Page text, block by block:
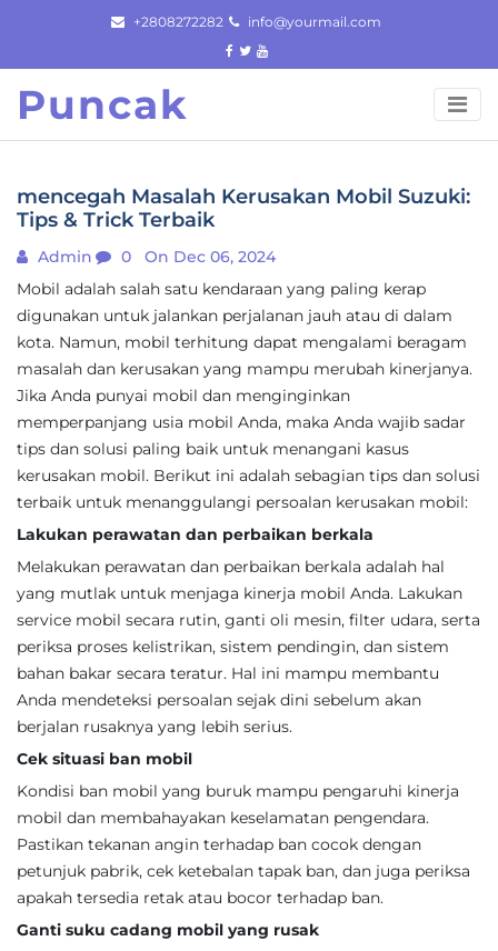
content
+2808272282 info@yourmail.com
Puncak
mencegah Masalah Kerusakan Mobil Suzuki:
Tips & Trick Terbaik
Admin 0
On Dec 06, 2024
Mobil adalah salah satu kendaraan yang paling kerap
digunakan untuk jalankan perjalanan jauh atau di dalam
kota. Namun, mobil terhitung dapat mengalami beragam
masalah dan kerusakan yang mampu merubah kinerjanya.
Jika Anda punyai mobil dan menginginkan
memperpanjang usia mobil Anda, maka Anda wajib sadar
tips dan solusi paling baik untuk menangani kasus
kerusakan mobil. Berikut ini adalah sebagian tips dan solusi
terbaik untuk menanggulangi persoalan kerusakan mobil:
Lakukan perawatan dan perbaikan berkala
Melakukan perawatan dan perbaikan berkala adalah hal
yang mutlak untuk menjaga kinerja mobil Anda. Lakukan
service mobil secara rutin, ganti oli mesin, filter udara, serta
periksa proses kelistrikan, sistem pendingin, dan sistem
bahan bakar secara teratur. Hal ini mampu membantu
Anda mendeteksi persoalan sejak dini sebelum akan
berjalan rusaknya yang lebih serius.
Cek situasi ban mobil
Kondisi ban mobil yang buruk mampu pengaruhi kinerja
mobil dan membahayakan keselamatan pengendara.
Pastikan tekanan angin terhadap ban cocok dengan
petunjuk pabrik, cek ketebalan tapak ban, dan juga periksa
apakah tersedia retak atau bocor terhadap ban.
Ganti suku cadang mobil yang rusak